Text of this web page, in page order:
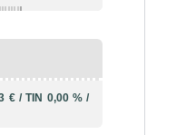
€/TIN 0,00 %/